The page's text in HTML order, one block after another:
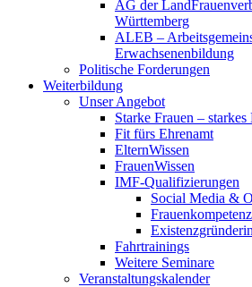
AG der
Württemberg
ALEB –
Erwachsenenbildung
Politische Forderungen
Weiterbildung
Unser Angebot
Starke Frauen – starkes
Fit fürs Ehrenamt
ElternWissen
FrauenWissen
IMF-Qualifizierungen
Social Media &
Fahrtrainings
Weitere Seminare
Veranstaltungskalender